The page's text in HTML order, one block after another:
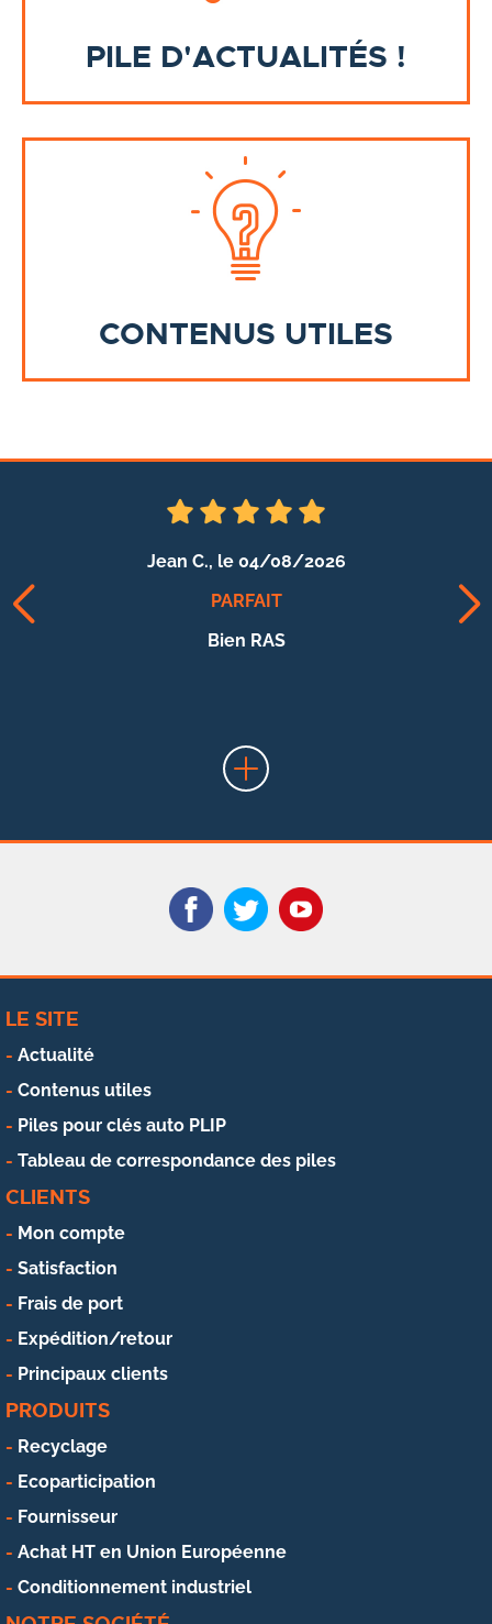
PILE D'ACTUALITÉS !
CONTENUS UTILES
Jean C., le 04/08/2026
PARFAIT
Bien RAS
LE SITE
Actualité
Contenus utiles
Piles pour clés auto PLIP
Tableau de correspondance des piles
CLIENTS
Mon compte
Satisfaction
Frais de port
Expédition/retour
Principaux clients
PRODUITS
Recyclage
Ecoparticipation
Fournisseur
Achat HT en Union Européenne
Conditionnement industriel